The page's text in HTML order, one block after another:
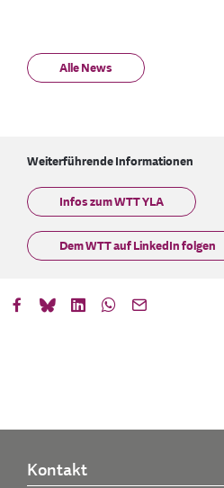
Alle News
Weiterführende Informationen
Infos zum WTT YLA
Dem WTT auf LinkedIn folgen
Kontakt